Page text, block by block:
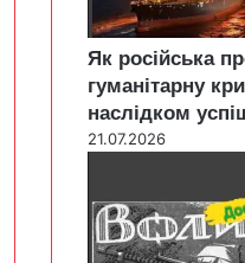
Як російська
гуманітарну
наслідком
21.07.2026